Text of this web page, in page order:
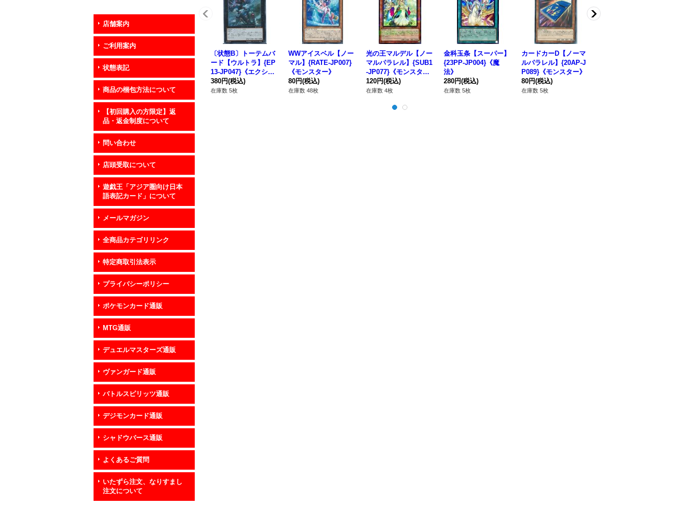
店舗案内
ご利用案内
状態表記
商品の梱包方法について
【初回購入の方限定】返
品・返金制度について
問い合わせ
店頭受取について
遊戯王「アジア圏向け日本
語表記カード」について
メールマガジン
全商品カテゴリリンク
特定商取引法表示
プライバシーポリシー
ポケモンカード通販
MTG通販
デュエルマスターズ通販
ヴァンガード通販
バトルスピリッツ通販
デジモンカード通販
シャドウバース通販
よくあるご質問
いたずら注文、なりすまし
注文について
〔状態B〕トーテムバ
ード【ウルトラ】{EP
13-JP047}《エクシー
ズ》
380円(税込)
在庫数 5枚
WWアイスベル【ノー
マル】{RATE-JP007}
《モンスター》
80円(税込)
在庫数 48枚
光の王マルデル【ノー
マルパラレル】{SUB1
-JP077}《モンスタ
ー》
120円(税込)
在庫数 4枚
金科玉条【スーパー】
{23PP-JP004}《魔
法》
280円(税込)
在庫数 5枚
カードカーD【ノーマ
ルパラレル】{20AP-J
P089}《モンスター》
80円(税込)
在庫数 5枚